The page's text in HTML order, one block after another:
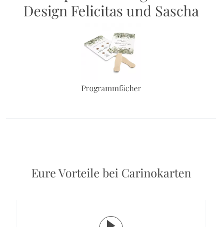
Design Felicitas und Sascha
Programmfächer
Eure Vorteile bei Carinokarten